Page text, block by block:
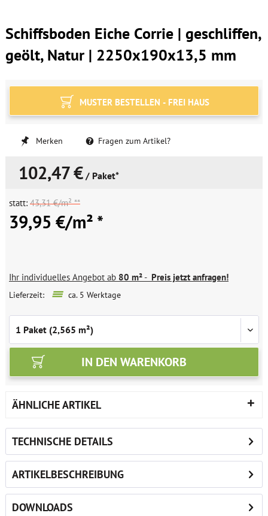
Schiffsboden Eiche Corrie | geschliffen,
geölt, Natur | 2250x190x13,5 mm
MUSTER BESTELLEN - FREI HAUS
Merken Fragen zum Artikel?
102,47 € / Paket*
statt: 43,31 €/m² **
39,95 €/m² *
Ihr individuelles Angebot ab 80 m²- Preis jetzt anfragen!
Lieferzeit: ca. 5 Werktage
IN DEN WARENKORB
ÄHNLICHE ARTIKEL
TECHNISCHE DETAILS
ARTIKELBESCHREIBUNG
DOWNLOADS